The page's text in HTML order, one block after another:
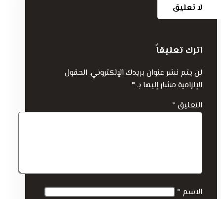
لا تعليق
اترك تعليقاً
لن يتم نشر عنوان بريدك الإلكتروني. الحقول
الإلزامية مشار إليها بـ*
التعليق *
الاسم *